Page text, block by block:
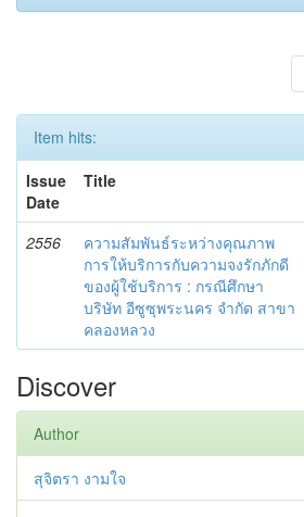
Item hits:
Issue
Date
Title
2556
ความสัมพันธ์ระหว่างคุณภาพ
การให้บริการกับความจงรักภักดี
ของผู้ใช้บริการ : กรณีศึกษา
บริษัท อีซูซุพระนคร จำกัด สาขา
คลองหลวง
Discover
Author
สุจิตรา งามใจ